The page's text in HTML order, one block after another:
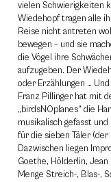
vielen Schwierigkeiten
Wiedehopf tragen alle
Reise nicht antreten
bewegen – und sie
die Vögel ihre
aufzugeben. Der
oder Erzählungen …
Franz Pillinger hat mit
„birdsNOplanes“ die
musikalisch gefasst
für die sieben Täler (der
Dazwischen liegen
Goethe, Hölderlin,
Menge Streich-, Blas-,